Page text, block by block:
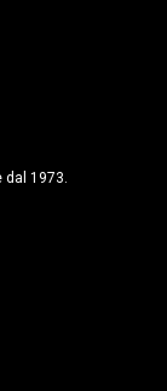
dal 1973.